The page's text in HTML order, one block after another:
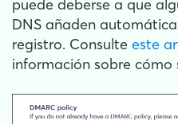
puede deberse a que
DNS añaden
registro. Consulte este
información sobre